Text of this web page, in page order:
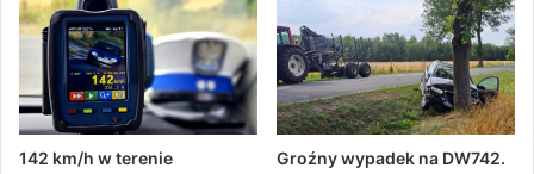
142 km/h w terenie
Groźny wypadek na DW742.